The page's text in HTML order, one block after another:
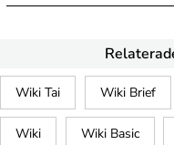
Wiki Tai Wiki Brief
Wiki Wiki Basic